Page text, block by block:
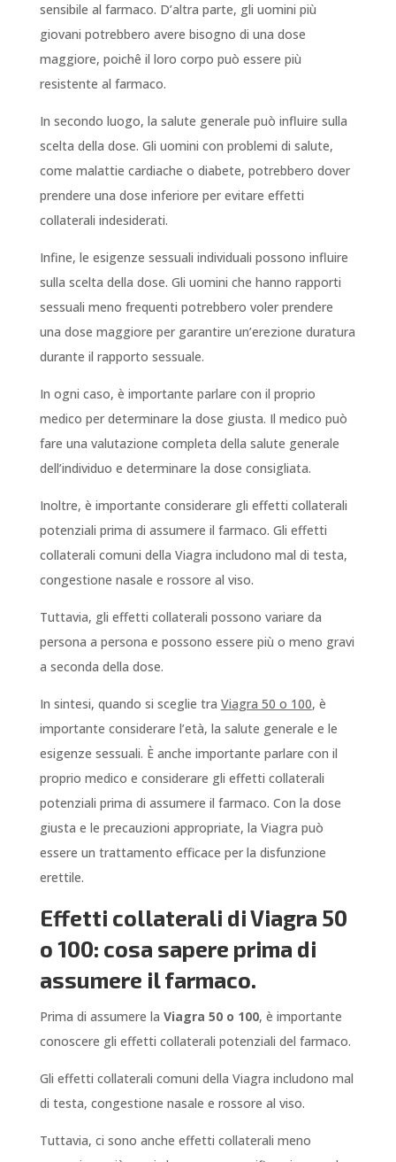
sensibile al farmaco. D’altra parte, gli uomini più
giovani potrebbero avere bisogno di una dose
maggiore, poichê il loro corpo può essere più
resistente al farmaco.
In secondo luogo, la salute generale può influire sulla
scelta della dose. Gli uomini con problemi di salute,
come malattie cardiache o diabete, potrebbero dover
prendere una dose inferiore per evitare effetti
collaterali indesiderati.
Infine, le esigenze sessuali individuali possono influire
sulla scelta della dose. Gli uomini che hanno rapporti
sessuali meno frequenti potrebbero voler prendere
una dose maggiore per garantire un’erezione duratura
durante il rapporto sessuale.
In ogni caso, è importante parlare con il proprio
medico per determinare la dose giusta. Il medico può
fare una valutazione completa della salute generale
dell’individuo e determinare la dose consigliata.
Inoltre, è importante considerare gli effetti collaterali
potenziali prima di assumere il farmaco. Gli effetti
collaterali comuni della Viagra includono mal di testa,
congestione nasale e rossore al viso.
Tuttavia, gli effetti collaterali possono variare da
persona a persona e possono essere più o meno gravi
a seconda della dose.
In sintesi, quando si sceglie tra Viagra 50 o 100, è
importante considerare l’età, la salute generale e le
esigenze sessuali. È anche importante parlare con il
proprio medico e considerare gli effetti collaterali
potenziali prima di assumere il farmaco. Con la dose
giusta e le precauzioni appropriate, la Viagra può
essere un trattamento efficace per la disfunzione
erettile.
Effetti collaterali di Viagra 50
o 100: cosa sapere prima di
assumere il farmaco.
Prima di assumere la Viagra 50 o 100, è importante
conoscere gli effetti collaterali potenziali del farmaco.
Gli effetti collaterali comuni della Viagra includono mal
di testa, congestione nasale e rossore al viso.
Tuttavia, ci sono anche effetti collaterali meno